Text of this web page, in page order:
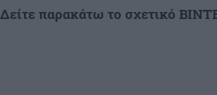
Δείτε παρακάτω το σχετικό